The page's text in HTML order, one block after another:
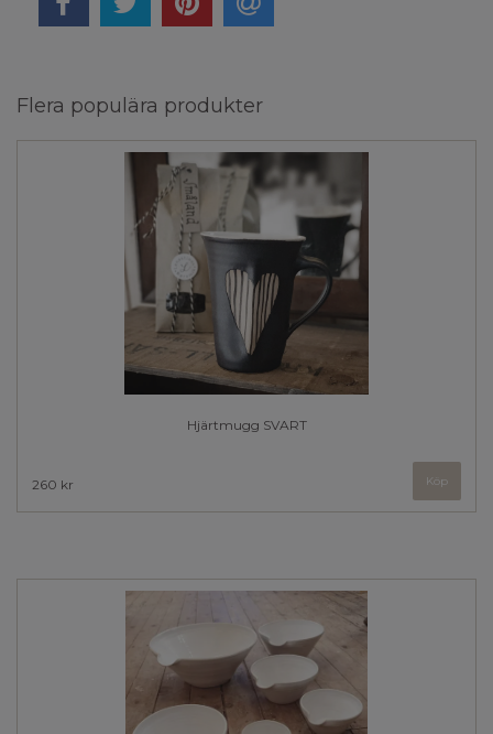
Flera populära produkter
Hjärtmugg SVART
260 kr Köp